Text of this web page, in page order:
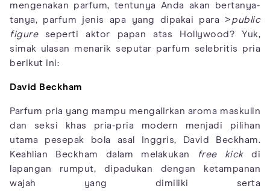
mengenakan parfum, tentunya Anda akan bertanya-
tanya, parfum jenis apa yang dipakai para >public
figureseperti aktor papan atas Hollywood? Yuk,
simak ulasan menarik seputar parfum selebritis pria
berikut ini:
David Beckham
Parfum pria yang mampu mengalirkan aroma maskulin
dan seksi khas pria-pria modern menjadi pilihan
utama pesepak bola asal Inggris, David Beckham.
Keahlian Beckham dalam melakukan free kickdi
lapangan rumput, dipadukan dengan ketampanan
wajah yang dimiliki serta